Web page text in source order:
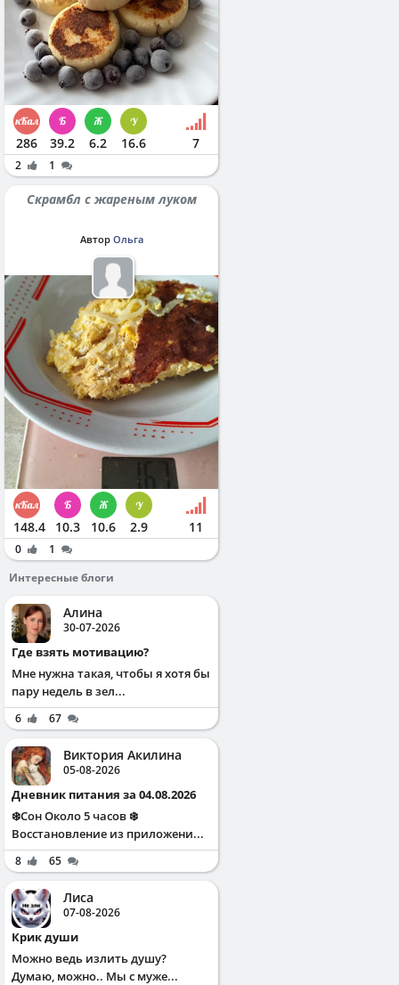
286 39.2 6.2 16.6 7
2 1
Скрамбл с жареным луком
Автор Ольга
148.4 10.3 10.6 2.9 11
0
1
Интересные блоги
Алина
30-07-2026
Где взять мотивацию?
Мне нужна такая, чтобы я хотя бы
пару недель в зел...
6 67
Виктория Акилина
05-08-2026
Дневник питания за 04.08.2026
❄️Сон Около 5 часов ❄️
Восстановление из приложени...
8 65
Лиса
07-08-2026
Крик души
Можно ведь излить душу?
Думаю, можно.. Мы с муже...